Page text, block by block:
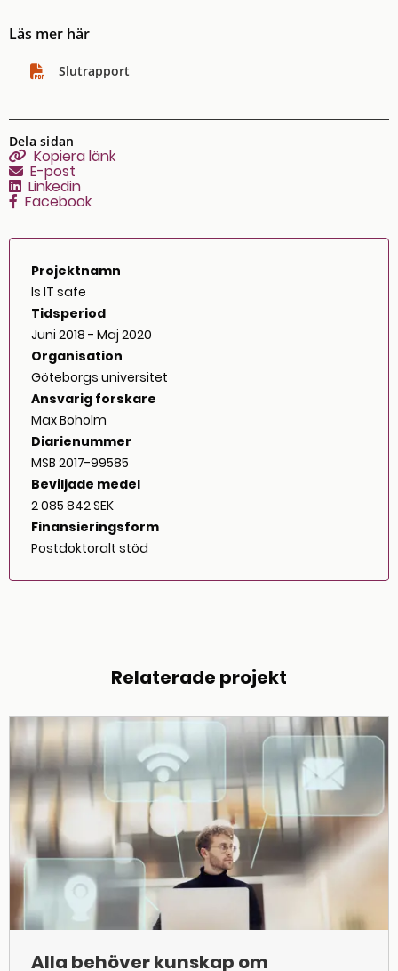
Läs mer här
Slutrapport
Dela sidan
Kopiera sidans länk
Kopiera länk
E-post
Linkedin
Facebook
Projektnamn
Is IT safe
Tidsperiod
Juni 2018 - Maj 2020
Organisation
Göteborgs universitet
Ansvarig forskare
Max Boholm
Diarienummer
MSB 2017-99585
Beviljade medel
2 085 842 SEK
Finansieringsform
Postdoktoralt stöd
Relaterade projekt
Alla behöver kunskap om